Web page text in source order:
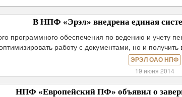
В НПФ «Эрэл» внедрена единая
программного обеспечения по ведению и учету
работу с документами, но и
ЭРЭЛ ОАО НПФ
19 июня 2014
НПФ «Европейский ПФ» объявил о